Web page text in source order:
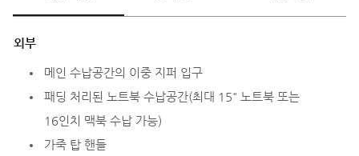
외부
메인 수납공간의 이중 지퍼 입구
패딩 처리된 노트북 수납공간(최대 15" 노트북 또는
16인치 맥북 수납 가능)
가죽 탑 핸들